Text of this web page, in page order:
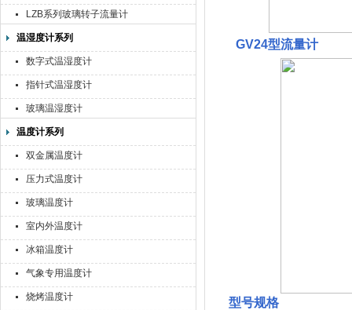
LZB系列玻璃转子流量计
温湿度计系列
数字式温湿度计
指针式温湿度计
玻璃温湿度计
温度计系列
双金属温度计
压力式温度计
玻璃温度计
室内外温度计
冰箱温度计
气象专用温度计
烧烤温度计
GV24型流量计
型号规格